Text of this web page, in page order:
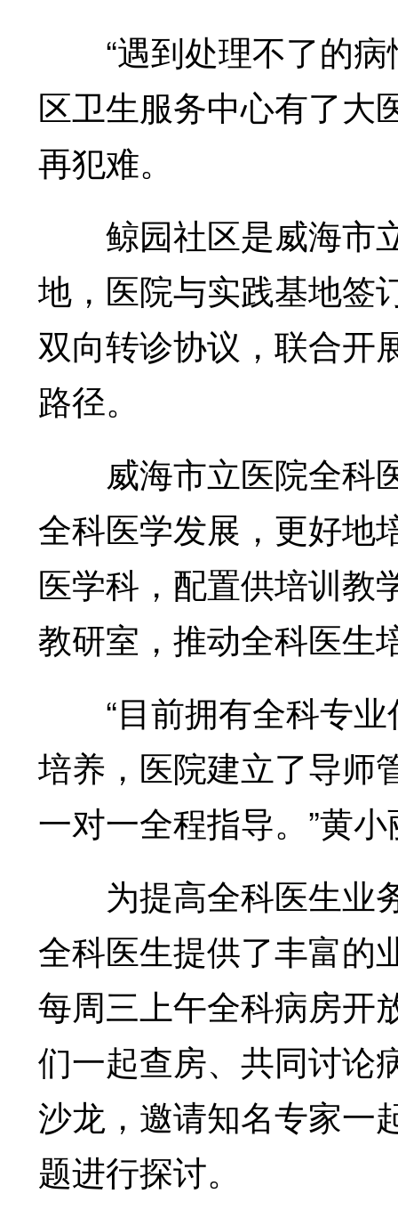
“遇到处理不了的病
区卫生服务中心有了大
再犯难。
鲸园社区是威海市
地，医院与实践基地签
双向转诊协议，联合开
路径。
威海市立医院全科
全科医学发展，更好地
医学科，配置供培训教
教研室，推动全科医生
“目前拥有全科专业
培养，医院建立了导师
一对一全程指导。”黄
为提高全科医生业
全科医生提供了丰富的
每周三上午全科病房开
们一起查房、共同讨论
沙龙，邀请知名专家一
题进行探讨。